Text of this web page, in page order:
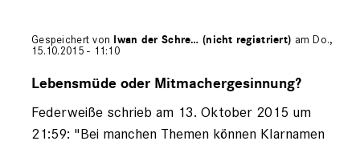
Gespeichert von Iwan der Schre… (nicht registriert) am Do.,
15.10.2015 - 11:10
auf
Federweiße
(nicht
Lebensmüde oder Mitmachergesinnung?
Federweiße schrieb am 13. Oktober 2015 um
21:59: "Bei manchen Themen können Klarnamen